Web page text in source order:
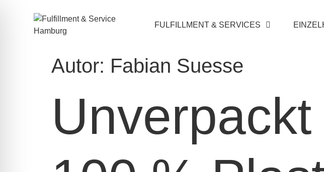
FULFILLMENT & SERVICES
Autor: Fabian Suesse